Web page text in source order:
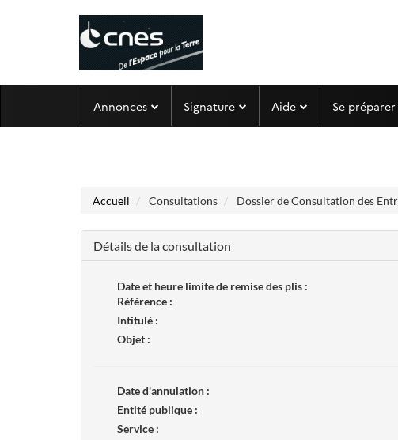
Annonces Signature Aide Se
Accueil Consultations Dossier de Consultation des
Détails de la consultation
Date et heure limite de remise des plis :
Référence :
Intitulé :
Objet :
Date d'annulation :
Entité publique :
Service :